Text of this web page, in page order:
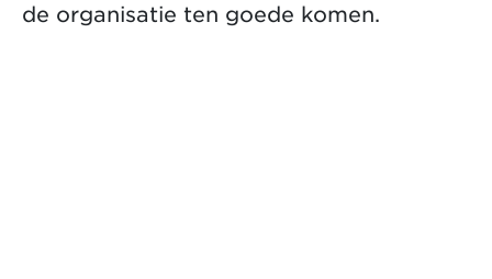
de organisatie ten goede komen.